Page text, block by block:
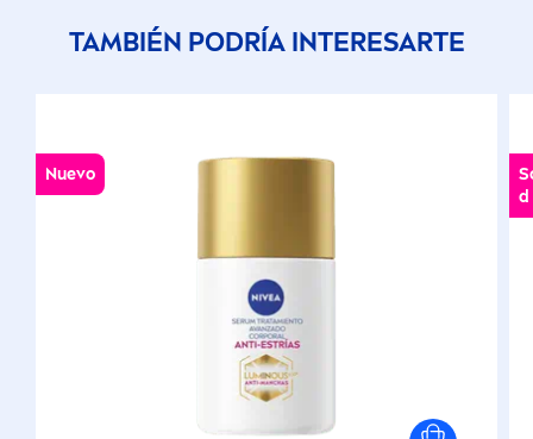
TAMBIÉN PODRÍA INTERESARTE
Nuevo
d